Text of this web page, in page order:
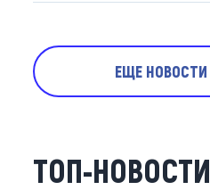
ЕЩЕ НОВОСТИ
ТОП-НОВОСТИ